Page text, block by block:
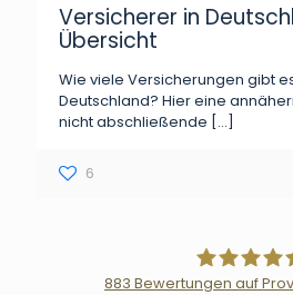
Versicherer in
Übersicht
Wie viele Versicherungen gibt
Deutschland? Hier eine
nicht abschließende […]
6
883 Bewertungen auf